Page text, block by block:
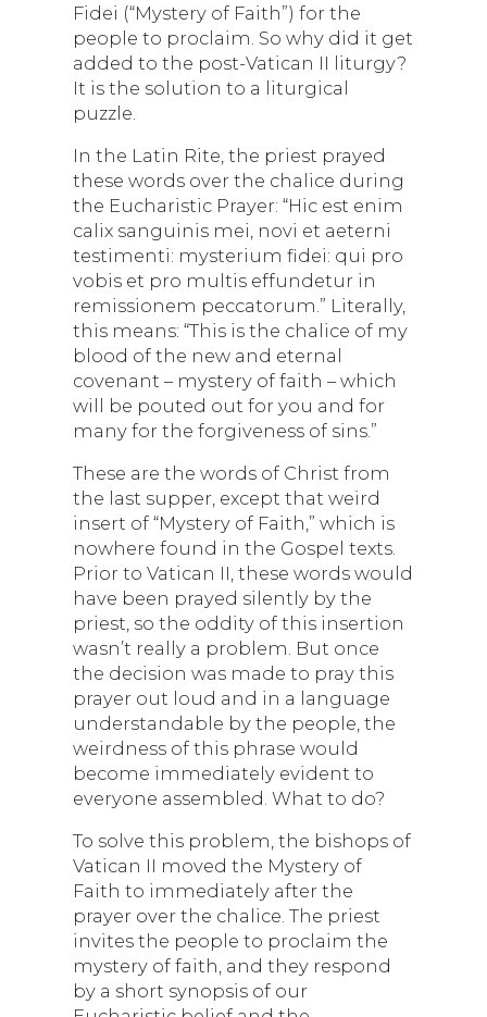
Fidei (“Mystery of Faith”) for the
people to proclaim. So why did it get
added to the post-Vatican II liturgy?
It is the solution to a liturgical
puzzle.
In the Latin Rite, the priest prayed
these words over the chalice during
the Eucharistic Prayer: “Hic est enim
calix sanguinis mei, novi et aeterni
testimenti: mysterium fidei: qui pro
vobis et pro multis effundetur in
remissionem peccatorum.” Literally,
this means: “This is the chalice of my
blood of the new and eternal
covenant – mystery of faith – which
will be pouted out for you and for
many for the forgiveness of sins.”
These are the words of Christ from
the last supper, except that weird
insert of “Mystery of Faith,” which is
nowhere found in the Gospel texts.
Prior to Vatican II, these words would
have been prayed silently by the
priest, so the oddity of this insertion
wasn’t really a problem. But once
the decision was made to pray this
prayer out loud and in a language
understandable by the people, the
weirdness of this phrase would
become immediately evident to
everyone assembled. What to do?
To solve this problem, the bishops of
Vatican II moved the Mystery of
Faith to immediately after the
prayer over the chalice. The priest
invites the people to proclaim the
mystery of faith, and they respond
by a short synopsis of our